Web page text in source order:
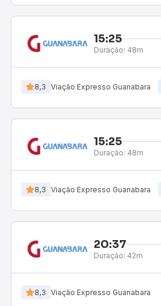
15:25
Duração: 48m
8,3 Viação Expresso Guanabara
15:25
Duração: 48m
8,3 Viação Expresso Guanabara
20:37
Duração: 42m
8,3 Viação Expresso Guanabara